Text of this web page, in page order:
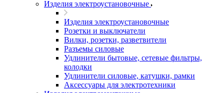
Изделия электроустановочные
Изделия электроустановочные
Розетки и выключатели
Вилки, розетки, разветвители
Разъемы силовые
Удлинители бытовые, сетевые фильтры,
колодки
Удлинители силовые, катушки, рамки
Аксессуары для электротехники